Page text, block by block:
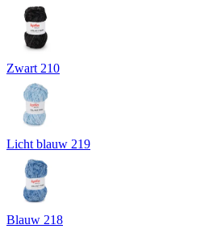
Zwart 210
Licht blauw 219
Blauw 218